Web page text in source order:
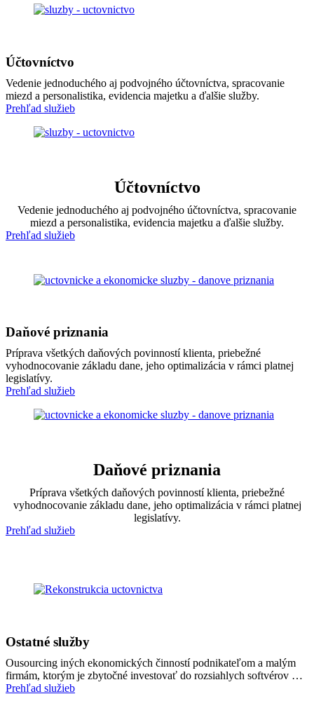
Účtovníctvo
Vedenie jednoduchého aj podvojného účtovníctva, spracovanie
miezd a personalistika, evidencia majetku a ďalšie služby.
Prehľad služieb
Účtovníctvo
Vedenie jednoduchého aj podvojného účtovníctva, spracovanie
miezd a personalistika, evidencia majetku a ďalšie služby.
Prehľad služieb
Daňové priznania
Príprava všetkých daňových povinností klienta, priebežné
vyhodnocovanie základu dane, jeho optimalizácia v rámci platnej
legislatívy.
Prehľad služieb
Daňové priznania
Príprava všetkých daňových povinností klienta, priebežné
vyhodnocovanie základu dane, jeho optimalizácia v rámci platnej
legislatívy.
Prehľad služieb
Ostatné služby
Ousourcing iných ekonomických činností podnikateľom a malým
firmám, ktorým je zbytočné investovať do rozsiahlych softvérov …
Prehľad služieb